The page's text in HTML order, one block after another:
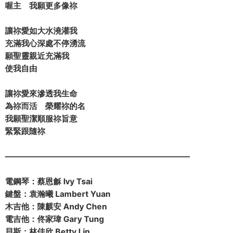
喔主 我願更多像祢
讓祢愛如大水澆灌我
充滿我心深處不停湧流
願聖靈親近充滿我
使我自由
讓祢愛來滲透我生命
為祢而活 榮耀祢的名
我願聖潔順服祢旨意
緊緊跟隨祢
————————————————————­­———­­
電鋼琴：蔡恩龢 Ivy Tsai
鍵盤：袁瀚曦 Lambert Yuan
木吉他：陳麒安 Andy Chen
電吉他：佟家瑋 Gary Tung